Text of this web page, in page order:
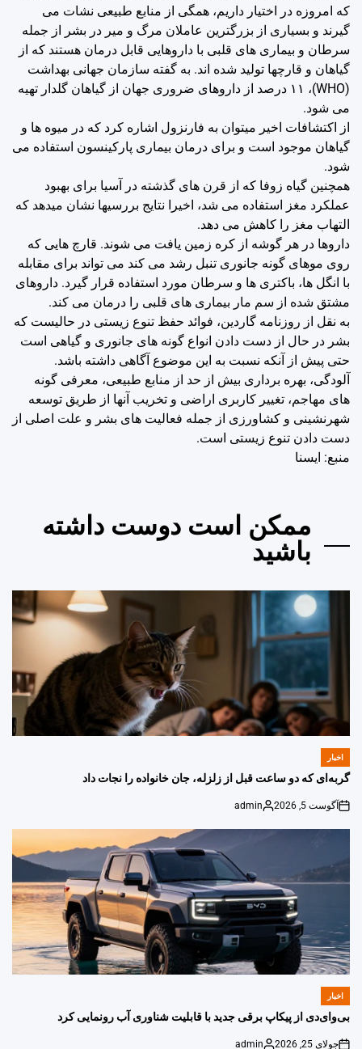
که امروزه در اختیار داریم، همگی از منابع طبیعی نشات می
گیرند و بسیاری از بزرگترین عاملان مرگ و میر در بشر از جمله
سرطان و بیماری های قلبی با داروهایی قابل درمان هستند که از
گیاهان و قارچها تولید شده اند. به گفته سازمان جهانی بهداشت
(WHO)، ۱۱ درصد از داروهای ضروری جهان از گیاهان گلدار تهیه
می شود.
از اکتشافات اخیر میتوان به فارنزول اشاره کرد که در میوه ها و
گیاهان موجود است و برای درمان بیماری پارکینسون استفاده می
شود.
همچنین گیاه زوفا که از قرن های گذشته در آسیا برای بهبود
عملکرد مغز استفاده می شد، اخیرا نتایج بررسیها نشان میدهد که
التهاب مغز را کاهش می دهد.
داروها در هر گوشه از کره زمین یافت می شوند. قارچ هایی که
روی موهای گونه جانوری تنبل رشد می کند می تواند برای مقابله
با انگل ها، باکتری ها و سرطان مورد استفاده قرار گیرد. داروهای
مشتق شده از سم مار بیماری های قلبی را درمان می کند.
به نقل از روزنامه گاردین، فوائد حفظ تنوع زیستی در حالیست که
بشر در حال از دست دادن انواع گونه های جانوری و گیاهی است
حتی پیش از آنکه نسبت به این موضوع آگاهی داشته باشد.
آلودگی، بهره برداری بیش از حد از منابع طبیعی، معرفی گونه
های مهاجم، تغییر کاربری اراضی و تخریب آنها از طریق توسعه
شهرنشینی و کشاورزی از جمله فعالیت های بشر و علت اصلی از
دست دادن تنوع زیستی است.
منبع: ايسنا
ممکن است دوست داشته
باشید
POSTED
IN
اخبار
گربه‌ای که دو ساعت قبل از زلزله، جان خانواده را نجات داد
on
آگوست 5, 2026
Posted
admin
POSTED
اخبار
بی‌وای‌دی از پیکاپ برقی جدید با قابلیت شناوری آب رونمایی کرد
جولای 25, 2026 admin